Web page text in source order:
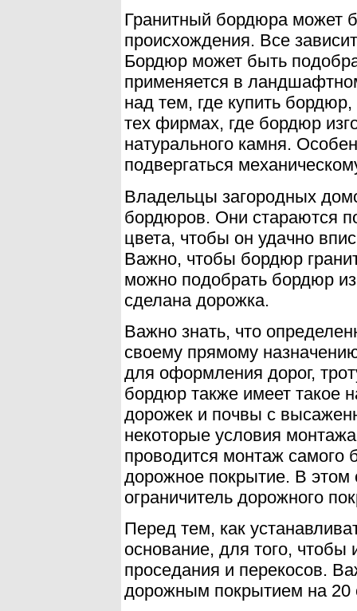
Гранитный бордюра может
происхождения. Все
Бордюр может быть
применяется в
над тем, где купить
тех фирмах, где бордюр
натурального камня.
подвергаться
Владельцы загородных
бордюров. Они стараются
цвета, чтобы он удачно
Важно, чтобы бордюр
можно подобрать бордюр из
сделана дорожка.
Важно знать, что
своему прямому
для оформления дорог,
бордюр также имеет такое
дорожек и почвы с
некоторые условия
проводится монтаж
дорожное покрытие. В этом
ограничитель дорожного
Перед тем, как
основание, для того,
проседания и перекосов.
дорожным покрытием на 20